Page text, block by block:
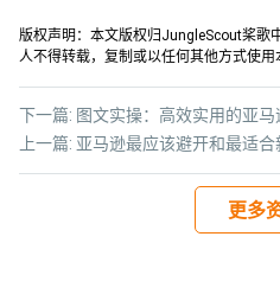
版权声明：本文版权归JungleScout桨歌
人不得转载，复制或以任何其他方式使用
上一篇: 亚马逊最应该避开和最适合
下一篇: 图文实操：高效实用的亚马
更多